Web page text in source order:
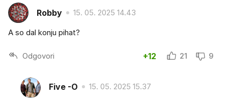
Robby 15. 05. 2025 14.43
A so dal konju pihat?
Odgovori +12 21 9
Five -O 15. 05. 2025 15.37